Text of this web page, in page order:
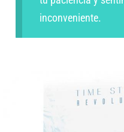
inconveniente.